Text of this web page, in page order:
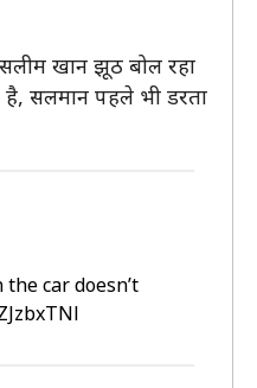
खान झूठ बोल रहा
है, सलमान पहले भी डरता
car doesn’t